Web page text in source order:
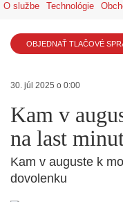
O službe Technológie
OBJEDNAŤ TLAČOVÉ
30. júl 2025 o 0:00
Kam v
na last
Kam v auguste k
dovolenku